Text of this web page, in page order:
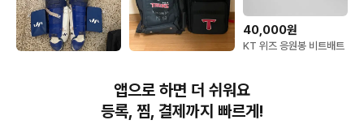
기아타이거즈 아이앱 선수
지급용 가방 캐리어
40,000원
KT 위즈 응원봉 비트배트
앱으로 하면 더 쉬워요
등록, 찜, 결제까지 빠르게!